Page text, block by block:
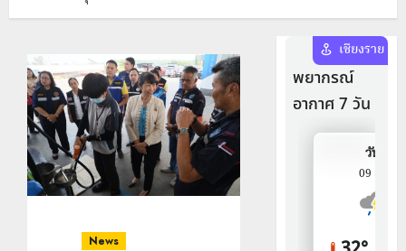
News